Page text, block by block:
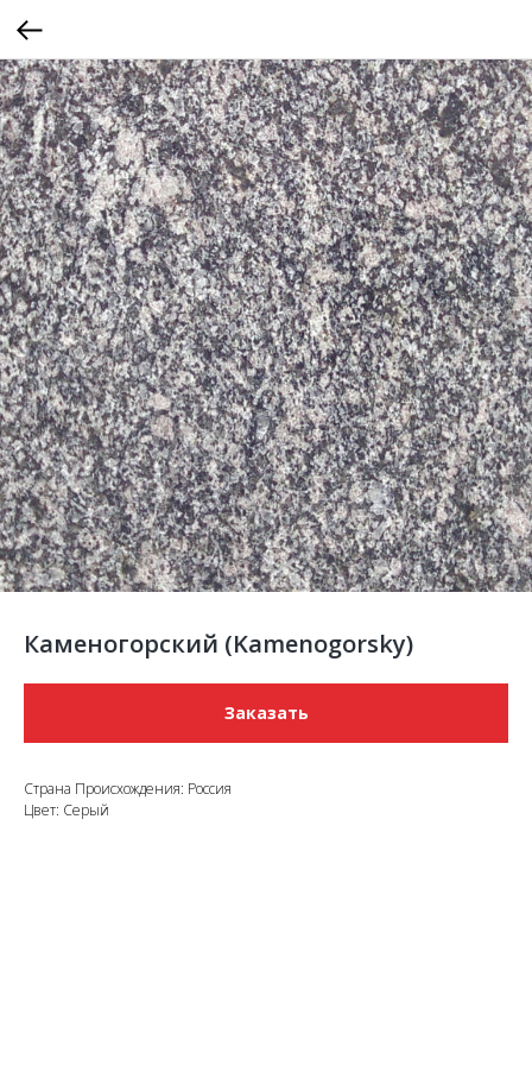
Каменогорский (Kamenogorsky)
Заказать
Страна Происхождения: Россия
Цвет: Серый